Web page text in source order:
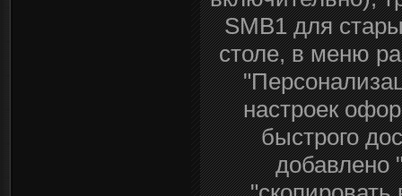
SMB1 для
столе, в меню
настроек
быстрого
добавлено